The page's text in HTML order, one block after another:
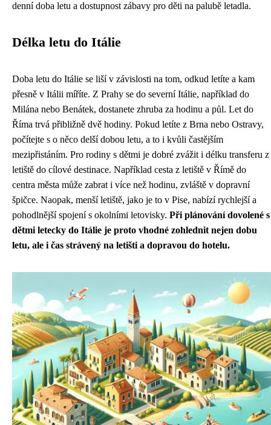
denní doba letu a dostupnost zábavy pro děti na palubě letadla.
Délka letu do Itálie
Doba letu do Itálie se liší v závislosti na tom, odkud letíte a kam
přesně v Itálii míříte. Z Prahy se do severní Itálie, například do
Milána nebo Benátek, dostanete zhruba za hodinu a půl. Let do
Říma trvá přibližně dvě hodiny. Pokud letíte z Brna nebo Ostravy,
počítejte s o něco delší dobou letu, a to i kvůli častějším
mezipřistáním. Pro rodiny s dětmi je dobré zvážit i délku transferu z
letiště do cílové destinace. Například cesta z letiště v Římě do
centra města může zabrat i více než hodinu, zvláště v dopravní
špičce. Naopak, menší letiště, jako je to v Pise, nabízí rychlejší a
pohodlnější spojení s okolními letovisky. Při plánování dovolené s
dětmi letecky do Itálie je proto vhodné zohlednit nejen dobu
letu, ale i čas strávený na letišti a dopravou do hotelu.